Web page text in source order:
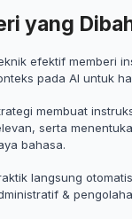
yang
efektif memberi
pada AI untuk
membuat
serta
bahasa.
langsung
&